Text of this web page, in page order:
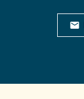
mail